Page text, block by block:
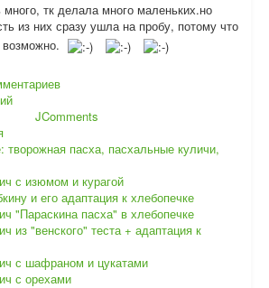
много, тк делала много маленьких.но
из них сразу ушла на пробу, потому что
JComments
творожная пасха, пасхальные куличи,
с изюмом и курагой
и его адаптация к хлебопечке
"Параскина пасха" в хлебопечке
из "венского" теста + адаптация к
с шафраном и цукатами
с орехами